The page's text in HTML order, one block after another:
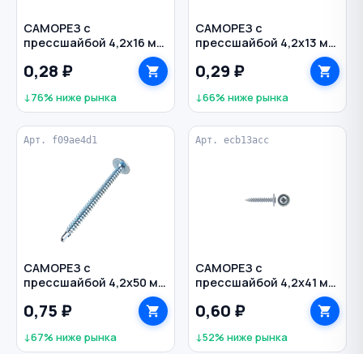
САМОРЕЗ с
прессшайбой 4,2х16 мм
0,28 ₽
↓76% ниже рынка
САМОРЕЗ с
прессшайбой 4,2х13 мм
0,29 ₽
↓66% ниже рынка
Арт. f09ae4d1
САМОРЕЗ с
прессшайбой 4,2х50 мм
0,75 ₽
↓67% ниже рынка
Арт. ecb13acc
САМОРЕЗ с
прессшайбой 4,2х41 мм
0,60 ₽
↓52% ниже рынка